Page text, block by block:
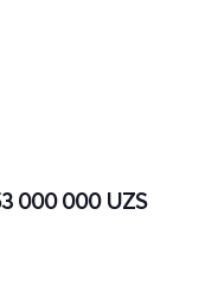
000 000 UZS